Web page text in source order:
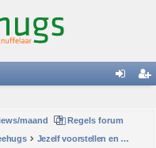
in
maand
Regels forum
Jezelf voorstellen en persoonlijke mededelingen